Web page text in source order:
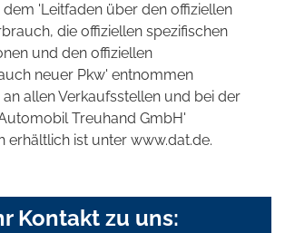
dem 'Leitfaden über den offiziellen
die offiziellen spezifischen
und den offiziellen
neuer Pkw' entnommen
allen Verkaufsstellen und bei der
Treuhand GmbH'
erhältlich ist unter www.dat.de.
Kontakt zu uns: